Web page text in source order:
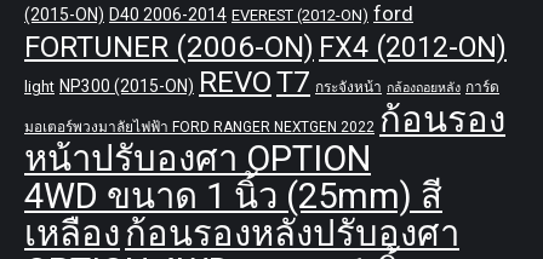
(2015-ON) D40 2006-2014 EVEREST (2012-ON) ford
FORTUNER (2006-ON) FX4 (2012-ON)
light NP300 (2015-ON) REVOT7 กระจังหน้า กล้องถอยหลัง การ์ด
มอเตอร์พวงมาลัยไฟฟ้า FORD RANGER NEXTGEN 2022 ก้อนรอง
หน้าปรับองศา OPTION
4WD ขนาด 1 นิ้ว (25mm) สี
เหลือง ก้อนรองหลังปรับองศา